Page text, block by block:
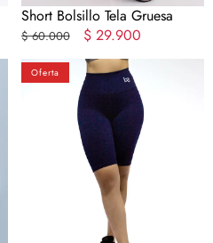
Short Bolsillo Tela Gruesa
Precio
$ 60.000
Precio
en
oferta
$ 29.900
Biker
Marino
Moldeador
Oferta